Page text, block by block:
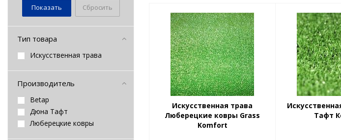
Искусственная трава
Люберецкие ковры Grass
Komfort
Тафт
Сбросить
Тип товара
Искусственная трава
Производитель
Betap
Дюна Тафт
Люберецкие ковры